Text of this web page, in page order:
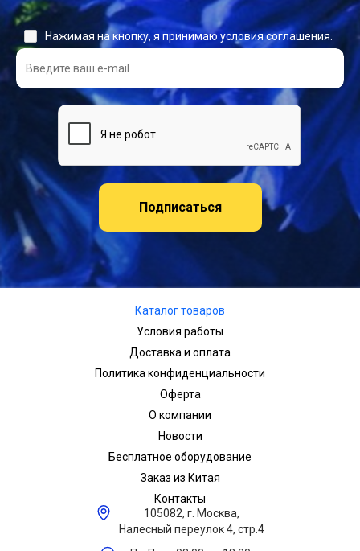
Подписаться
Нажимая на кнопку, я принимаю условия соглашения.
Каталог товаров
Условия работы
Доставка и оплата
Политика конфиденциальности
Оферта
О компании
Новости
Бесплатное оборудование
Заказ из Китая
Контакты
105082, г. Москва,
Налесный переулок 4, стр.4